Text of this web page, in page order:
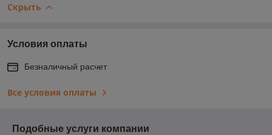
Скрыть
Условия оплаты
Безналичный расчет
Все условия оплаты
Подобные услуги компании